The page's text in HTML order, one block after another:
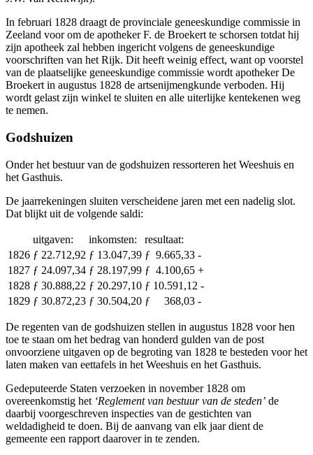
In februari 1828 draagt de provinciale geneeskundige commissie in
Zeeland voor om de apotheker F. de Broekert te schorsen totdat hij
zijn apotheek zal hebben ingericht volgens de geneeskundige
voorschriften van het Rijk. Dit heeft weinig effect, want op voorstel
van de plaatselijke geneeskundige commissie wordt apotheker De
Broekert in augustus 1828 de artsenijmengkunde verboden. Hij
wordt gelast zijn winkel te sluiten en alle uiterlijke kentekenen weg
te nemen.
Godshuizen
Onder het bestuur van de godshuizen ressorteren het Weeshuis en
het Gasthuis.
De jaarrekeningen sluiten verscheidene jaren met een nadelig slot.
Dat blijkt uit de volgende saldi:
uitgaven: inkomsten:
resultaat:
1826 ƒ 22.712,92 ƒ 13.047,39 ƒ 9.665,33 -
1827 ƒ 24.097,34 ƒ 28.197,99 ƒ 4.100,65 +
1828 ƒ 30.888,22 ƒ 20.297,10 ƒ 10.591,12 -
1829 ƒ 30.872,23 ƒ 30.504,20 ƒ 368,03 -
De regenten van de godshuizen stellen in augustus 1828 voor hen
toe te staan om het bedrag van honderd gulden van de post
onvoorziene uitgaven op de begroting van 1828 te besteden voor het
laten maken van eettafels in het Weeshuis en het Gasthuis.
Gedeputeerde Staten verzoeken in november 1828 om
overeenkomstig het ‘Reglement van bestuur van de steden’ de
daarbij voorgeschreven inspecties van de gestichten van
weldadigheid te doen. Bij de aanvang van elk jaar dient de
gemeente een rapport daarover in te zenden.